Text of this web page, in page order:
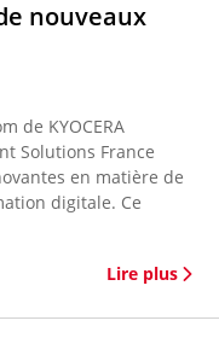
nouveaux
de KYOCERA
Solutions France
en matière de
digitale. Ce
Lire plus